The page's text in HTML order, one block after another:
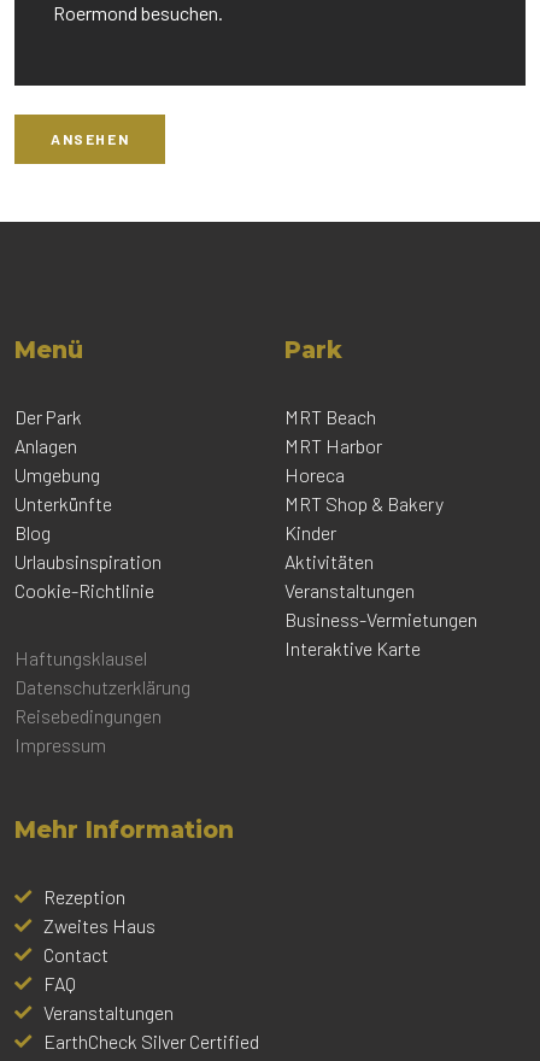
Roermond besuchen.
ANSEHEN
Menü
Der Park
Anlagen
Umgebung
Unterkünfte
Blog
Urlaubsinspiration
Cookie-Richtlinie
Haftungsklausel
Datenschutzerklärung
Reisebedingungen
Impressum
Park
MRT Beach
MRT Harbor
Horeca
MRT Shop & Bakery
Kinder
Aktivitäten
Veranstaltungen
Business-Vermietungen
Interaktive Karte
Mehr Information
Rezeption
Zweites Haus
Contact
FAQ
Veranstaltungen
EarthCheck Silver Certified